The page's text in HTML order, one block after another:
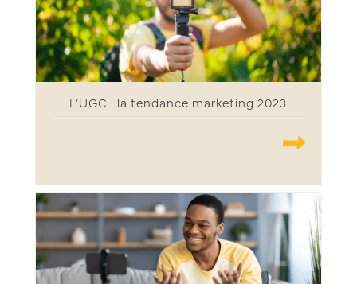
L’UGC : la tendance marketing 2023
.......